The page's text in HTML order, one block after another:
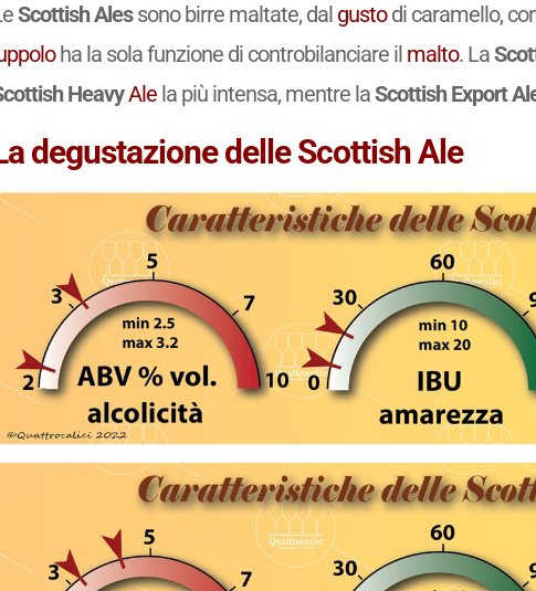
Scottish Alessono birre maltate, dal gustodi caramello,
ha la sola funzione di controbilanciare il malto. La
HeavyAle la più intensa, mentre laScottish Export
degustazione delle Scottish Ale